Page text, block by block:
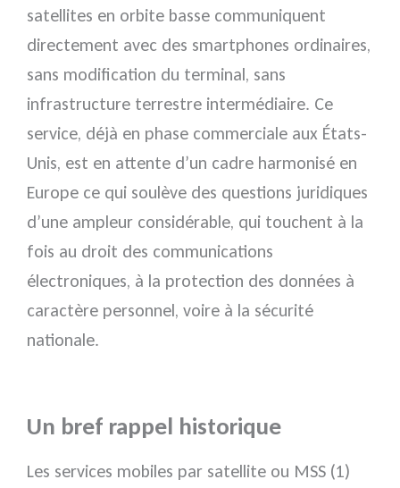
satellites en orbite basse communiquent
directement avec des smartphones ordinaires,
sans modification du terminal, sans
infrastructure terrestre intermédiaire. Ce
service, déjà en phase commerciale aux États-
Unis, est en attente d’un cadre harmonisé en
Europe ce qui soulève des questions juridiques
d’une ampleur considérable, qui touchent à la
fois au droit des communications
électroniques, à la protection des données à
caractère personnel, voire à la sécurité
nationale.
Un bref rappel historique
Les services mobiles par satellite ou MSS (1)